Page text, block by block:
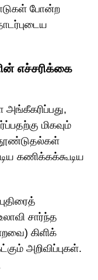
போன்ற
எச்சரிக்கை
மிகவும்
தூண்டுதல்கள்
கணிக்கக்கூடிய
சார்ந்த
கிளிக்
அறிவிப்புகள்.